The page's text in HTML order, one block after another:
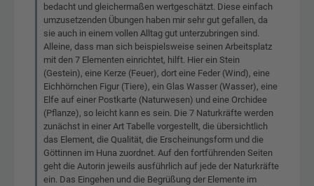
bedacht und gleichermaßen wertgeschätzt. Diese einfach
umzusetzenden Übungen haben mir sehr gut gefallen, da
sie auch in einem vollen Alltag gut unterzubringen sind.
Alleine, dass man sich beispielsweise seinen Arbeitsplatz
mit den 7 Elementen einrichtet, hilft. Hier ein Stein
(Gestein), eine Kerze (Feuer), dort eine Feder (Wind), eine
Eichhörnchen Figur (Tiere), ein Glas Wasser (Wasser), eine
Elfe auf einer Postkarte (Naturwesen) und eine Orchidee
(Pflanze), so leicht kann es sein. Die 7 Naturkräfte werden
zunächst in einer Art Tabelle vorgestellt, die übersichtlich
das Element, die Qualität, die Erscheinungsform und die
Göttinnen im Huna zuordnet. Auf den fortführenden Seiten
geht die Autorin jeweils ausführlich auf jede der Naturkräfte
ein. Das Eingehen und die Begrüßung der Elemente im